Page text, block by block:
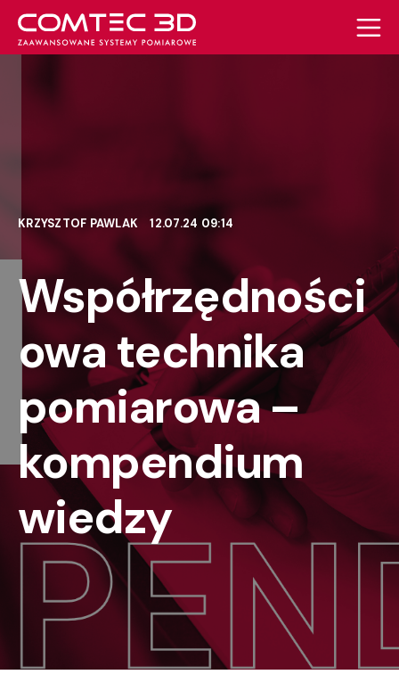
KRZYSZTOF PAWLAK 12.07.24 09:14
Współrzędności
owa technika
pomiarowa –
kompendium
wiedzy